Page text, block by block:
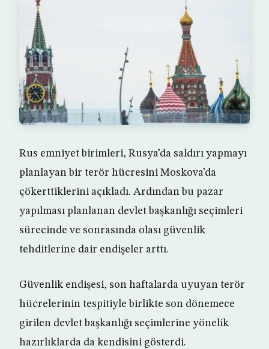
Rus emniyet birimleri, Rusya’da saldırı yapmayı
planlayan bir terör hücresini Moskova’da
çökerttiklerini açıkladı. Ardından bu pazar
yapılması planlanan devlet başkanlığı seçimleri
sürecinde ve sonrasında olası güvenlik
tehditlerine dair endişeler arttı.
Güvenlik endişesi, son haftalarda uyuyan terör
hücrelerinin tespitiyle birlikte son dönemece
girilen devlet başkanlığı seçimlerine yönelik
hazırlıklarda da kendisini gösterdi.